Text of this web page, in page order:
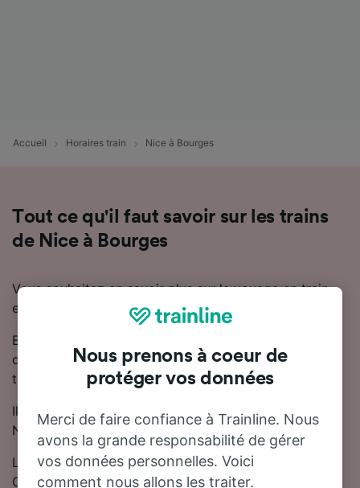
Accueil Horaires train Nice à Bourges
Tout ce qu'il faut savoir sur les trains
de Nice à Bourges
Vous souhaitez en savoir plus sur le voyage en train
entre Nice et Bourges ? Ne cherchez pas plus loin.
En moyenne, le trajet en train entre Nice et Bourges
dure 12 heures 30 minutes. Chaque jour, environ 12
trains trains circulent sur cette ligne.
Il y aura 1 correspondance lors de votre trajet entre
Nice et Bourges, car il n'y a pas de train direct.
Les trains de cette ligne sont exploités par TGV,
OUIGO et SNCF.
Nous prenons à coeur de
protéger vos données
Merci de faire confiance à Trainline. Nous
avons la grande responsabilité de gérer
vos données personnelles. Voici
comment nous allons les traiter.